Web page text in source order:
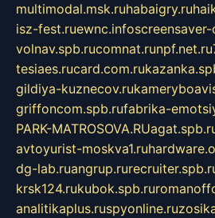
multimodal.msk.ruhabaigry.ru
isz-fest.ruewnc.info
volnav.spb.rucomnat.runpf.net.ru
tesiaes.rucard.com.ru
gildiya-kuznecov.ru
griffoncom.spb.rufabrika-
PARK-MATROSOVA.RU
avtoyurist-moskva1.ru
dg-lab.ruangrup.ru
krsk124.rukubok.spb.ru
analitikaplus.ruspyonline.ru